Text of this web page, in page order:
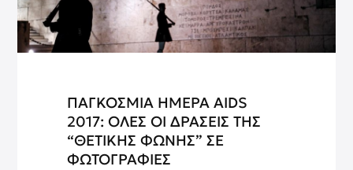
ΠΑΓΚΟΣΜΙΑ ΗΜΕΡΑ AIDS
2017: ΟΛΕΣ ΟΙ ΔΡΑΣΕΙΣ ΤΗΣ
“ΘΕΤΙΚΗΣ ΦΩΝΗΣ” ΣΕ
ΦΩΤΟΓΡΑΦΙΕΣ